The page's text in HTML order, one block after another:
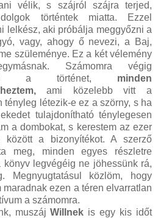
vélik, s szájról szájra terjed,
történtek miatta. Ezzel
lelkész, aki próbálja meggyőzni a
vagy, ahogy ő nevezi, a Baj,
szüleménye. Ez a két vélemény
Számomra végig
a történet, minden
ami közelebb vitt a
tényleg létezik-e ez a szörny, s ha
tulajdonítható ténylegesen
a dombokat, s kerestem az ezer
a bizonyítékot. A szerző
meg, minden egyes részletre
legvégéig ne jöhessünk rá,
közlöm, hogy
ezen a téren elvarratlan
a számomra.
muszájWillnek is egy kis időt